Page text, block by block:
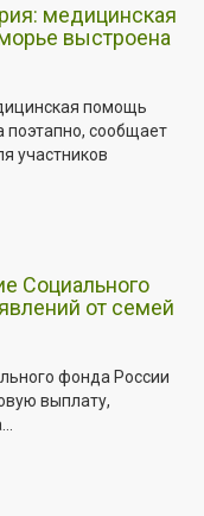
медицинская
выстроена
помощь
поэтапно, сообщает
участников
Социального
от семей
фонда России
выплату,